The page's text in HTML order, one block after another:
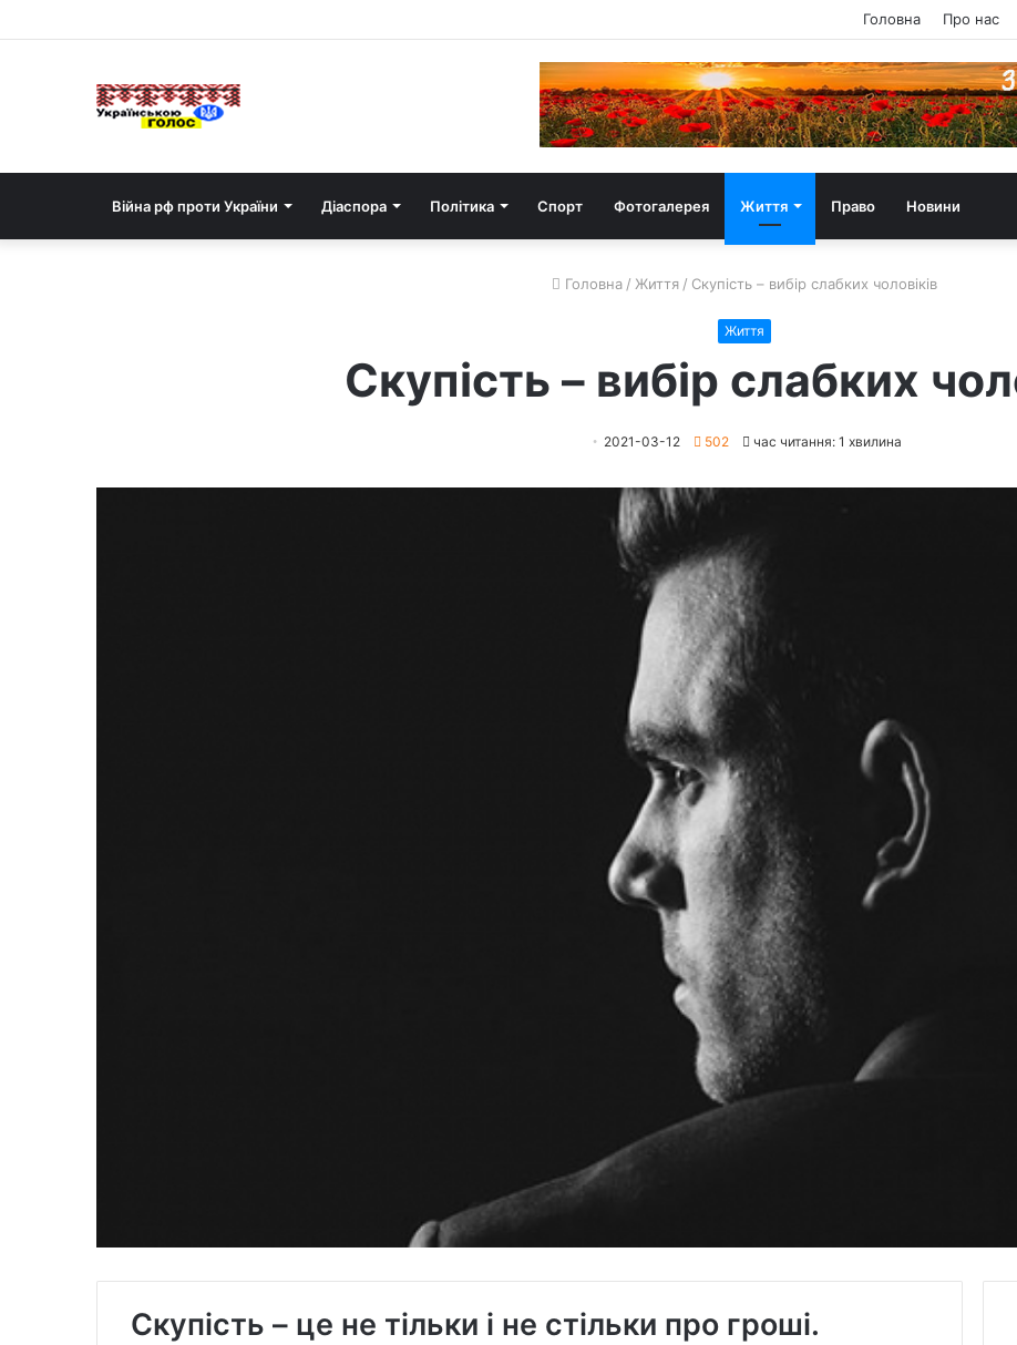
Головна Про нас
Війна рф проти України Діаспора Політика Спорт Фотогалерея Життя Право Новини
Головна / Життя / Скупість – вибір слабких чоловіків
Життя
Скупість – вибір слабких
2021-03-12 502 час читання: 1 хвилина
Скупість – це не тільки і не стільки про гроші.